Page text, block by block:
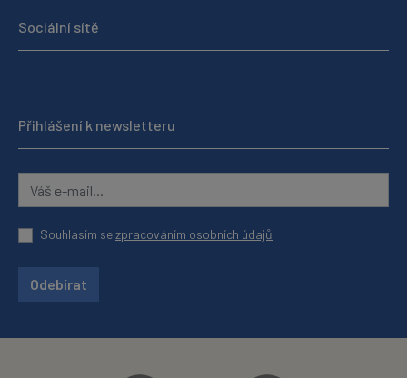
Sociální sítě
Přihlášení k newsletteru
Souhlasím sezpracováním osobních údajů
Odebírat